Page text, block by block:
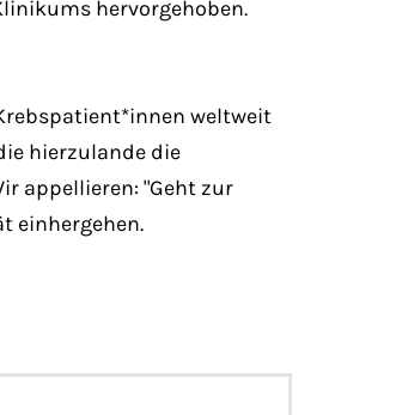
hervorgehoben.
weltweit
hierzulande die
appellieren: "Geht zur
einhergehen.